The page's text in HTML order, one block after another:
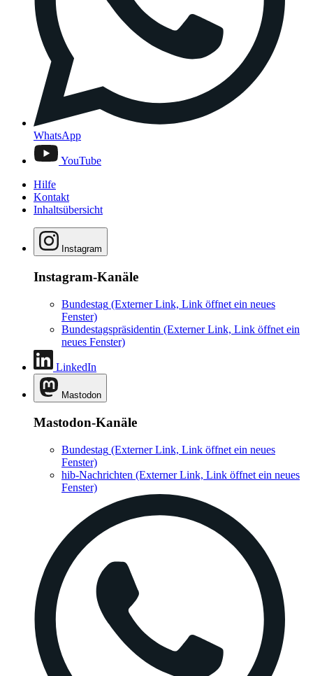
WhatsApp
YouTube
Hilfe
Kontakt
Inhaltsübersicht
Instagram
Instagram-Kanäle
Bundestag (Externer Link, Link öffnet ein neues
Fenster)
Bundestagspräsidentin (Externer Link, Link öffnet ein
neues Fenster)
LinkedIn
Mastodon
Mastodon-Kanäle
Bundestag (Externer Link, Link öffnet ein neues
Fenster)
hib-Nachrichten (Externer Link, Link öffnet ein neues
Fenster)